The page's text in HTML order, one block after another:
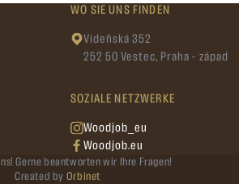
WO SIE UNS FINDEN
Vídeňská 352
252 50 Vestec, Praha - západ
SOZIALE NETZWERKE
Woodjob_eu
Woodjob.eu
Gerne beantworten wir Ihre Fragen!
Created by Orbinet